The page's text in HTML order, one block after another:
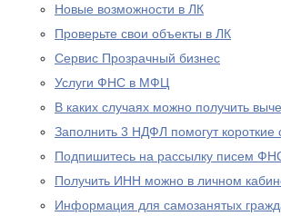
Новые возможности в ЛК
Проверьте свои объекты в ЛК
Сервис Прозрачный бизнес
Услуги ФНС в МФЦ
В каких случаях можно получить
Заполнить 3 НДФЛ помогут короткие
Подпишитесь на рассылку писем
Получить ИНН можно в личном
Информация для самозанятых